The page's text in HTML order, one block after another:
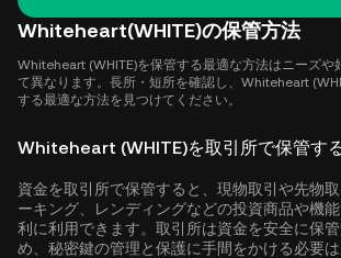
Whiteheart(WHITE)の保管方法
Whiteheart (WHITE)を保管する最適な方法はニーズや
て異なります。長所・短所を確認し、Whiteheart
する最適な方法を見つけてください。
Whiteheart (WHITE)を取引所で保管す
資金を取引所で保管すると、現物取引や先物
ーキング、レンディングなどの投資商品や機
利に利用できます。取引所は資金を安全に保
め、秘密鍵の管理と保護に手間をかける必要